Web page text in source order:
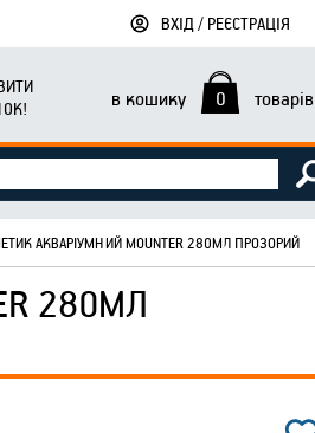
ВХІД / РЕЄСТРАЦІЯ
в кошику 0 товарів
АКВАРІУМНИЙ MOUNTER 280МЛ ПРОЗОРИЙ
280МЛ